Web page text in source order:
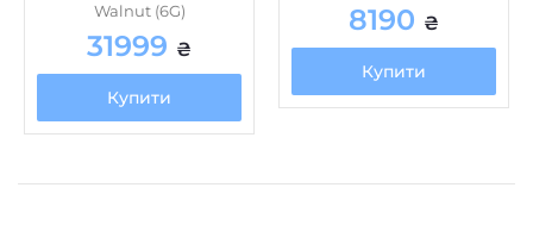
Walnut (6G)
31999 ₴
Купити
8190 ₴
Купити